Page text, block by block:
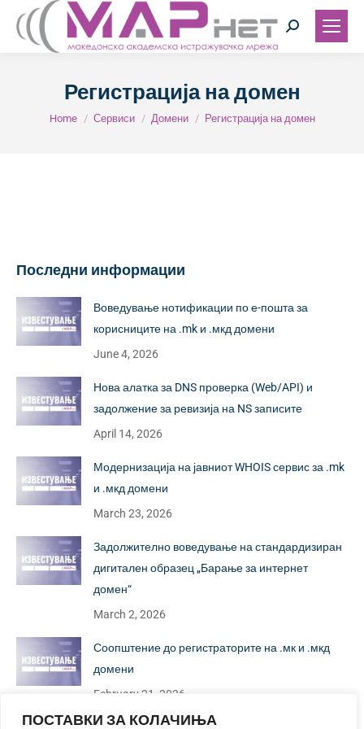
ПОСТАВКИ ЗА КОЛАЧИЊА
Search:
Регистрација на домен
You are here:
Home Сервиси Домени Регистрација на домен
Последни информации
Воведување нотификации по е-пошта за
корисниците на .mk и .мкд домени
June 4, 2026
Нова алатка за DNS проверка (Web/API) и
задолжение за ревизија на NS записите
April 14, 2026
Модернизација на јавниот WHOIS сервис за .mk
и .мкд домени
March 23, 2026
Задолжително воведување на стандардизиран
дигитален образец „Барање за интернет
домен“
March 2, 2026
Соопштение до регистраторите на .мк и .мкд
домени
February 21, 2026